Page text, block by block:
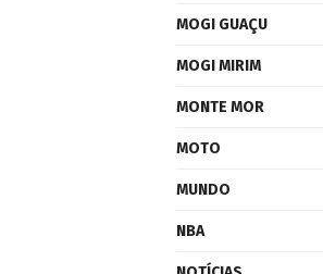
MOGI GUAÇU
MOGI MIRIM
MONTE MOR
MOTO
MUNDO
NBA